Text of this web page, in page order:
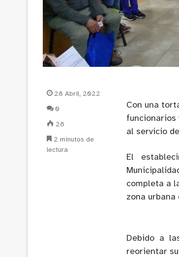
Con una
funcionarios
al servicio
El
completa a
zona urbana
Debido a
reorientar
28 Abril, 2022
0
28
2 minutos de
lectura